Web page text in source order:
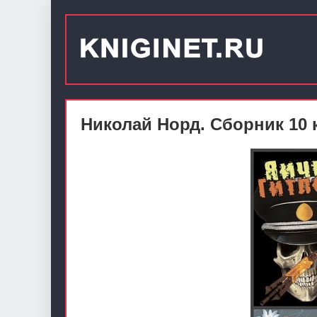
Николай Норд. Сборник 10